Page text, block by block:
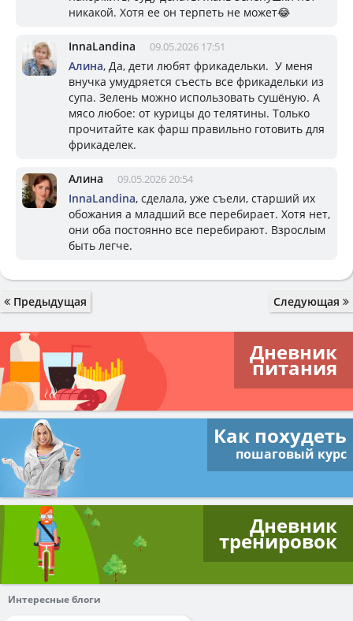
никакой. Хотя ее он терпеть не может😂
InnaLandina 09.05.2026 17:51
Алина, Да, дети любят фрикадельки. У меня
внучка умудряется съесть все фрикадельки из
супа. Зелень можно использовать сушёную. А
мясо любое: от курицы до телятины. Только
прочитайте как фарш правильно готовить для
фрикаделек.
Алина 09.05.2026 20:54
InnaLandina, сделала, уже съели, старший их
обожания а младший все перебирает. Хотя нет,
они оба постоянно все перебирают. Взрослым
быть легче.
Предыдущая Следующая
Дневник
питания
Как похудеть
пошаговый курс
Дневник
тренировок
Интересные блоги